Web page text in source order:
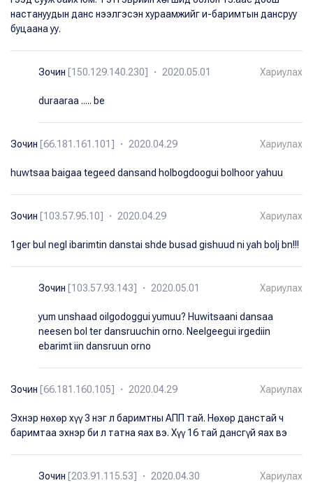
настануудын данс нээлгэсэн хураамжийг и-баримтын дансруу
буцаана уу.
Зочин [150.129.140.230] ・ 2020.05.01 Хариулах
duraaraa ..... be
Зочин [66.181.161.101] ・ 2020.04.29 Хариулах
huwtsaa baigaa tegeed dansand holbogdoogui bolhoor yahuu
Зочин [103.57.95.10] ・ 2020.04.29 Хариулах
1ger bul negl ibarimtin danstai shde busad gishuud ni yah bolj bn!!!
Зочин [103.57.93.143] ・ 2020.05.01 Хариулах
yum unshaad oilgodoggui yumuu? Huwitsaani dansaa
neesen bol ter dansruuchin orno. Neelgeegui irgediin
ebarimt iin dansruun orno
Зочин [66.181.160.105] ・ 2020.04.29 Хариулах
Эхнэр нөхөр хүү 3 нэг л баримтны АПП тай. Нөхөр данстай ч
баримтаа эхнэр би л татна яах вэ. Хүү 16 тай дансгүй яах вэ
Зочин [203.91.115.53] ・ 2020.04.30 Хариулах